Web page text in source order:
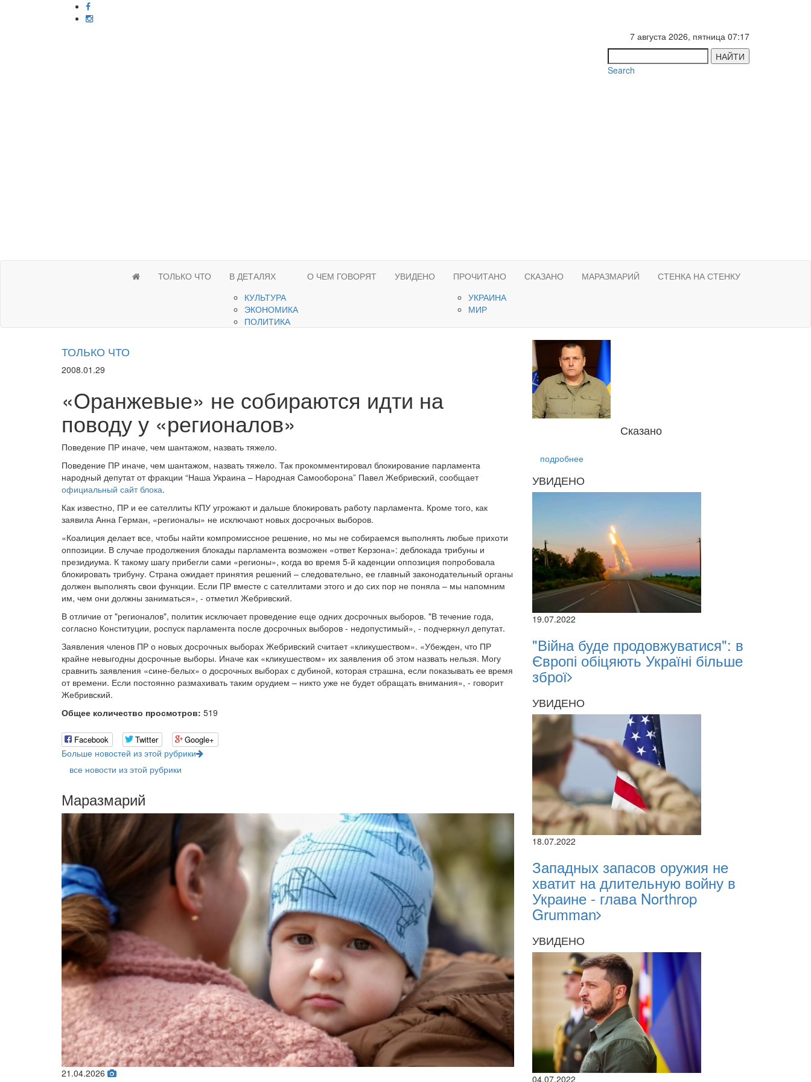
7 августа 2026, пятница 07:17
НАЙТИ
Search
ТОЛЬКО ЧТО
В ДЕТАЛЯХ
КУЛЬТУРА
ЭКОНОМИКА
ПОЛИТИКА
О ЧЕМ ГОВОРЯТ УВИДЕНО
ПРОЧИТАНО
УКРАИНА
МИР
СКАЗАНО МАРАЗМАРИЙ СТЕНКА НА СТЕНКУ
ТОЛЬКО ЧТО
2008.01.29
«Оранжевые» не собираются идти на
поводу у «регионалов»
Поведение ПР иначе, чем шантажом, назвать тяжело.
Поведение ПР иначе, чем шантажом, назвать тяжело. Так прокомментировал блокирование парламента
народный депутат от фракции “Наша Украина – Народная Самооборона” Павел Жебривский, сообщает
официальный сайт блока.
Как известно, ПР и ее сателлиты КПУ угрожают и дальше блокировать работу парламента. Кроме того, как
заявила Анна Герман, «регионалы» не исключают новых досрочных выборов.
«Коалиция делает все, чтобы найти компромиссное решение, но мы не собираемся выполнять любые прихоти
оппозиции. В случае продолжения блокады парламента возможен «ответ Керзона»: деблокада трибуны и
президиума. К такому шагу прибегли сами «регионы», когда во время 5-й каденции оппозиция попробовала
блокировать трибуну. Страна ожидает принятия решений – следовательно, ее главный законодательный органы
должен выполнять свои функции. Если ПР вместе с сателлитами этого и до сих пор не поняла – мы напомним
им, чем они должны заниматься», - отметил Жебривский.
В отличие от "регионалов", политик исключает проведение еще одних досрочных выборов. "В течение года,
согласно Конституции, роспуск парламента после досрочных выборов - недопустимый», - подчеркнул депутат.
Заявления членов ПР о новых досрочных выборах Жебривский считает «кликушеством». «Убежден, что ПР
крайне невыгодны досрочные выборы. Иначе как «кликушеством» их заявления об этом назвать нельзя. Могу
сравнить заявления «сине-белых» о досрочных выборах с дубиной, которая страшна, если показывать ее время
от времени. Если постоянно размахивать таким орудием – никто уже не будет обращать внимания», - говорит
Жебривский.
Общее количество просмотров: 519
Facebook Twitter Google+
Больше новостей из этой рубрики
все новости из этой рубрики
Маразмарий
21.04.2026 02.02.2026
Сказано
подробнее
УВИДЕНО
19.07.2022
"Війна буде продовжуватися": в
Європі обіцяють Україні більше
зброї
УВИДЕНО
18.07.2022
Западных запасов оружия не
хватит на длительную войну в
Украине - глава Northrop
Grumman
УВИДЕНО
04.07.2022